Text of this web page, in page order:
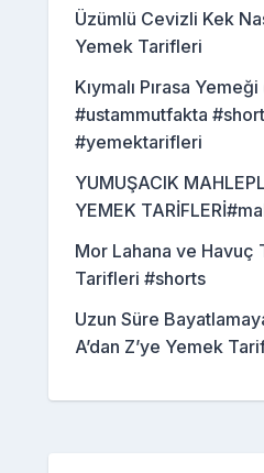
Üzümlü Cevizli Kek
Yemek Tarifleri
Kıymalı Pırasa
#ustammutfakta
#yemektarifleri
YUMUŞACIK
YEMEK
Mor Lahana ve Havuç
Tarifleri #shorts
Uzun Süre
A’dan Z’ye Yemek